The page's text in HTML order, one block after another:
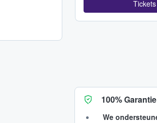
100% Garantie
We